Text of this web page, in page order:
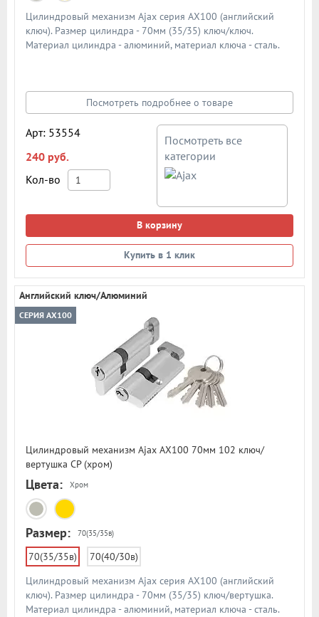
Цилиндровый механизм Ajax серия AX100 (английский
ключ). Размер цилиндра - 70мм (35/35) ключ/ключ.
Материал цилиндра - алюминий, материал ключа - сталь.
Посмотреть подробнее о товаре
Арт: 53554
240 руб.
Кол-во
Посмотреть все
категории
В корзину
Купить в 1 клик
Английский ключ/Алюминий
СЕРИЯ AX100
Цилиндровый механизм Ajax AX100 70мм 102 ключ/
вертушка CP (хром)
Цвета: Хром
Размер: 70(35/35в)
70(35/35в)
70(40/30в)
Цилиндровый механизм Ajax серия AX100 (английский
ключ). Размер цилиндра - 70мм (35/35) ключ/вертушка.
Материал цилиндра - алюминий, материал ключа - сталь.